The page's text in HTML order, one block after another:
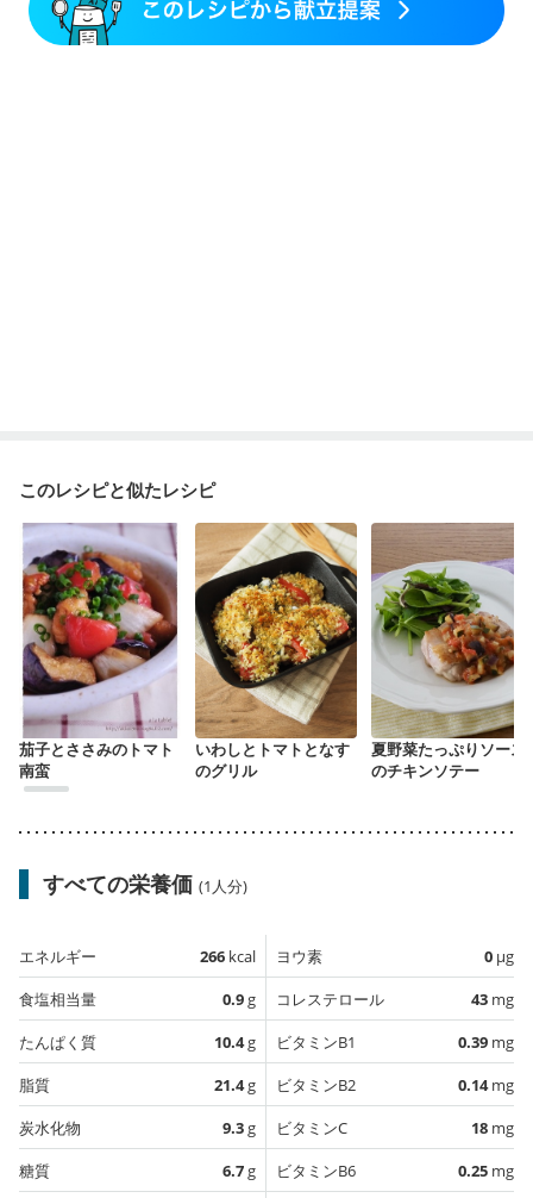
このレシピと似たレシピ
茄子とささみのトマト
南蛮
いわしとトマトとなす
のグリル
夏野菜たっぷりソース
のチキンソテー
すべての栄養価 (1人分)
エネルギー 266 kcal
食塩相当量
0.9g
たんぱく質
10.4g
脂質
21.4g
炭水化物
9.3g
糖質
6.7g
ヨウ素 0 µg
コレステロール
43 mg
ビタミンB1
0.39 mg
ビタミンB2
0.14mg
ビタミンC
18 mg
ビタミンB6
0.25 mg